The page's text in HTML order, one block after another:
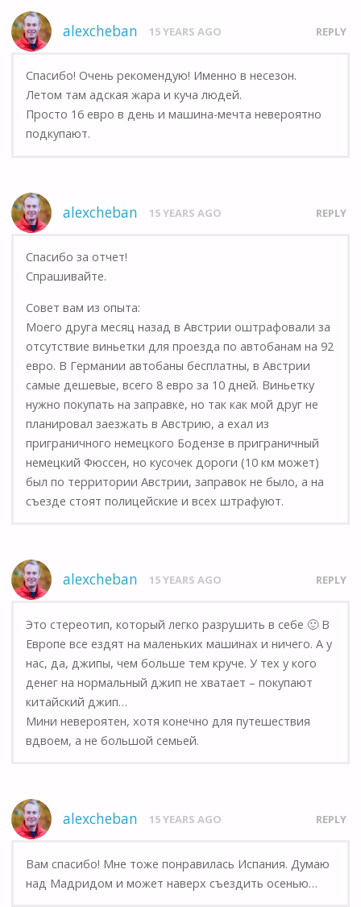
alexcheban 15 YEARS AGO REPLY
Спасибо! Очень рекомендую! Именно в несезон.
Летом там адская жара и куча людей.
Просто 16 евро в день и машина-мечта невероятно
подкупают.
alexcheban 15 YEARS AGO REPLY
Спасибо за отчет!
Спрашивайте.
Совет вам из опыта:
Моего друга месяц назад в Австрии оштрафовали за
отсутствие виньетки для проезда по автобанам на 92
евро. В Германии автобаны бесплатны, в Австрии
самые дешевые, всего 8 евро за 10 дней. Виньетку
нужно покупать на заправке, но так как мой друг не
планировал заезжать в Австрию, а ехал из
приграничного немецкого Бодензе в приграничный
немецкий Фюссен, но кусочек дороги (10 км может)
был по территории Австрии, заправок не было, а на
съезде стоят полицейские и всех штрафуют.
alexcheban 15 YEARS AGO REPLY
Это стереотип, который легко разрушить в себе 🙂 В
Европе все ездят на маленьких машинах и ничего. А у
нас, да, джипы, чем больше тем круче. У тех у кого
денег на нормальный джип не хватает – покупают
китайский джип…
Мини невероятен, хотя конечно для путешествия
вдвоем, а не большой семьей.
alexcheban 15 YEARS AGO REPLY
Вам спасибо! Мне тоже понравилась Испания. Думаю
над Мадридом и может наверх съездить осенью…